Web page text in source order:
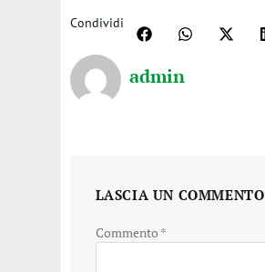
Condividi
admin
LASCIA UN COMMENTO
Commento *